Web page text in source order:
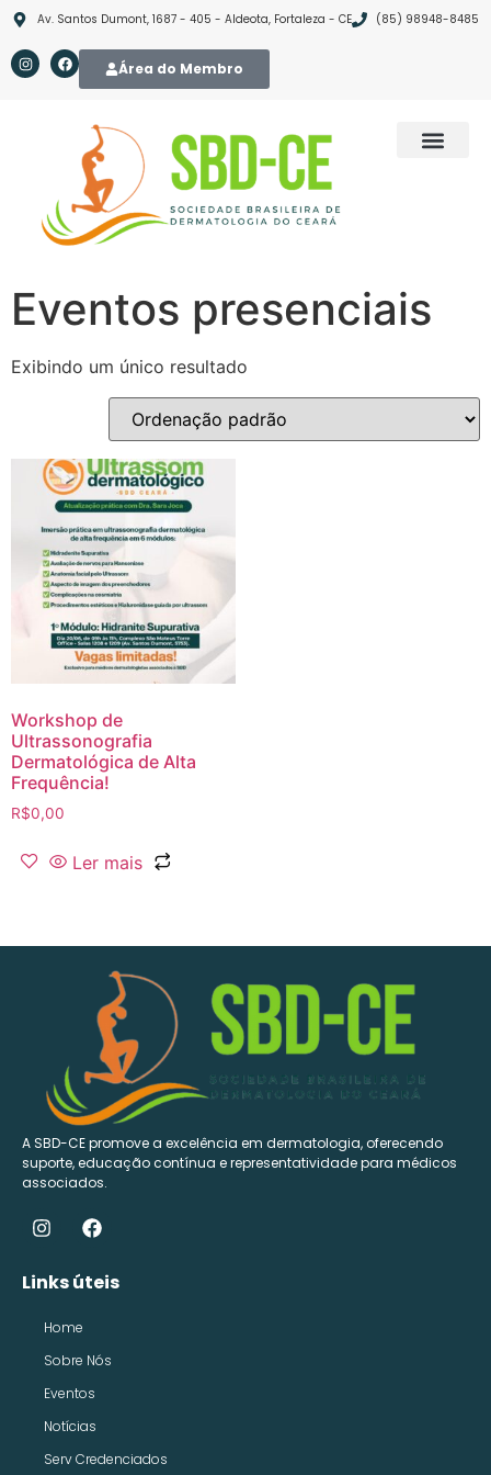
Av. Santos Dumont, 1687 - 405 - Aldeota, Fortaleza - CE (85) 98948-8485
Área do Membro
Eventos presenciais
Exibindo um único resultado
Workshop de
Ultrassonografia
Dermatológica de Alta
Frequência!
R$0,00
Ler mais
A SBD-CE promove a excelência em dermatologia, oferecendo
suporte, educação contínua e representatividade para médicos
associados.
Links úteis
Home
Sobre Nós
Eventos
Notícias
Serv Credenciados